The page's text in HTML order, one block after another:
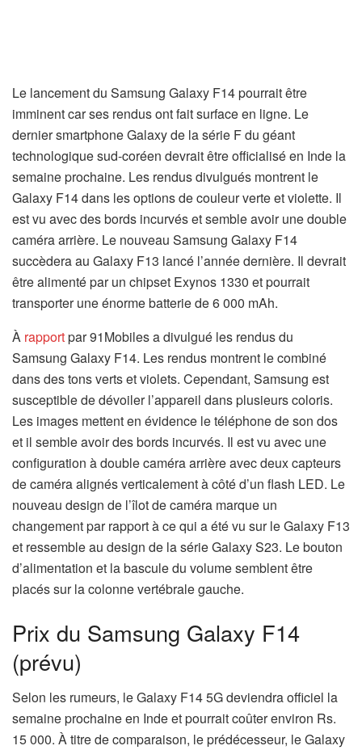
Le lancement du Samsung Galaxy F14 pourrait être
imminent car ses rendus ont fait surface en ligne. Le
dernier smartphone Galaxy de la série F du géant
technologique sud-coréen devrait être officialisé en Inde la
semaine prochaine. Les rendus divulgués montrent le
Galaxy F14 dans les options de couleur verte et violette. Il
est vu avec des bords incurvés et semble avoir une double
caméra arrière. Le nouveau Samsung Galaxy F14
succèdera au Galaxy F13 lancé l’année dernière. Il devrait
être alimenté par un chipset Exynos 1330 et pourrait
transporter une énorme batterie de 6 000 mAh.
À rapportpar 91Mobiles a divulgué les rendus du
Samsung Galaxy F14. Les rendus montrent le combiné
dans des tons verts et violets. Cependant, Samsung est
susceptible de dévoiler l’appareil dans plusieurs coloris.
Les images mettent en évidence le téléphone de son dos
et il semble avoir des bords incurvés. Il est vu avec une
configuration à double caméra arrière avec deux capteurs
de caméra alignés verticalement à côté d’un flash LED. Le
nouveau design de l’îlot de caméra marque un
changement par rapport à ce qui a été vu sur le Galaxy F13
et ressemble au design de la série Galaxy S23. Le bouton
d’alimentation et la bascule du volume semblent être
placés sur la colonne vertébrale gauche.
Prix ​​du Samsung Galaxy F14
(prévu)
Selon les rumeurs, le Galaxy F14 5G deviendra officiel la
semaine prochaine en Inde et pourrait coûter environ Rs.
15 000. À titre de comparaison, le prédécesseur, le Galaxy